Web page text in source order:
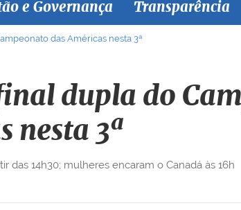
e Governança Transparência
das Américas nesta 3ª
dupla do
nesta 3ª
das 14h30; mulheres encaram o Canadá às 16h